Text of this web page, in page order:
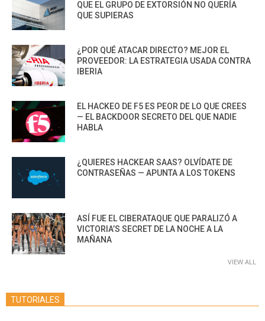
QUE EL GRUPO DE EXTORSIÓN NO QUERÍA
QUE SUPIERAS
¿POR QUÉ ATACAR DIRECTO? MEJOR EL
PROVEEDOR: LA ESTRATEGIA USADA CONTRA
IBERIA
EL HACKEO DE F5 ES PEOR DE LO QUE CREES
— EL BACKDOOR SECRETO DEL QUE NADIE
HABLA
¿QUIERES HACKEAR SAAS? OLVÍDATE DE
CONTRASEÑAS — APUNTA A LOS TOKENS
ASÍ FUE EL CIBERATAQUE QUE PARALIZÓ A
VICTORIA’S SECRET DE LA NOCHE A LA
MAÑANA
VIEW ALL
TUTORIALES